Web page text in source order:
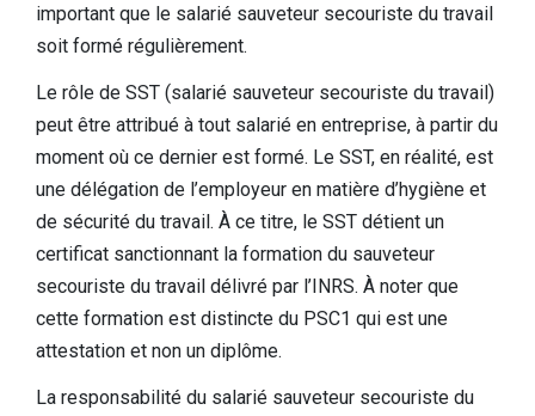
important que le salarié sauveteur secouriste du travail
soit formé régulièrement.
Le rôle de SST (salarié sauveteur secouriste du travail)
peut être attribué à tout salarié en entreprise, à partir du
moment où ce dernier est formé. Le SST, en réalité, est
une délégation de l’employeur en matière d’hygiène et
de sécurité du travail. À ce titre, le SST détient un
certificat sanctionnant la formation du sauveteur
secouriste du travail délivré par l’INRS. À noter que
cette formation est distincte du PSC1 qui est une
attestation et non un diplôme.
La responsabilité du salarié sauveteur secouriste du